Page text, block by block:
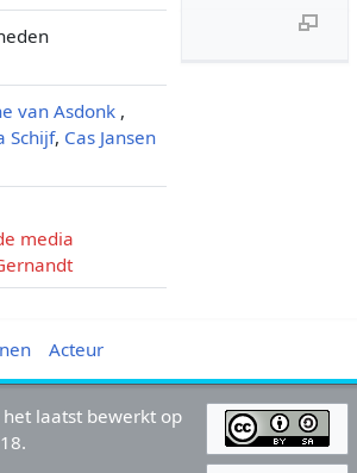
van Asdonk,
Schijf, Cas Jansen
media
Acteur
laatst bewerkt op